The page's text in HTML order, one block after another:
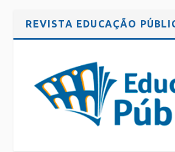
REVISTA EDUCAÇÃO